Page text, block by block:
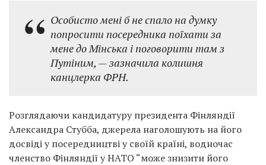
Особисто мені б не спало на думку
попросити посередника поїхати за
мене до Мінська і поговорити там з
Путіним, — зазначила колишня
канцлерка ФРН.
Розглядаючи кандидатуру президента Фінляндії
Александра Стубба, джерела наголошують на його
досвіді у посередництві у своїй країні, водночас
членство Фінляндії у НАТО “може знизити його